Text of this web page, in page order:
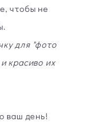
чтобы не
для "фото
красиво их
ваш день!